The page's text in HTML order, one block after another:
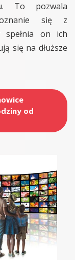
To pozwala
się z
spełnia on ich
się na dłuższe
od